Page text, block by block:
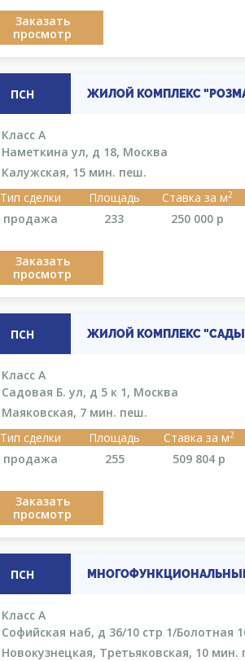
Заказать
просмотр
ПСН ЖИЛОЙ КОМПЛЕКС
Класс A
Наметкина ул, д 18, Москва
Калужская, 15 мин. пеш.
Тип сделки
Площадь Ставка за м2
продажа
233 250 000 р
Заказать
просмотр
ПСН ЖИЛОЙ КОМПЛЕКС "САДЫ
Класс A
Садовая Б. ул, д 5 к 1, Москва
Маяковская, 7 мин. пеш.
Тип сделки
Площадь Ставка за м2
продажа
255 509 804 р
Заказать
просмотр
ПСН
Класс A
Софийская наб, д 36/10 стр 1/Болотная
Новокузнецкая, Третьяковская, 10 мин.